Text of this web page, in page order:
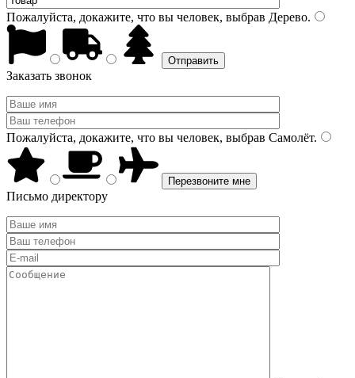
Пожалуйста, докажите, что вы человек, выбрав Дерево.
Заказать звонок
Пожалуйста, докажите, что вы человек, выбрав Самолёт.
Письмо директору